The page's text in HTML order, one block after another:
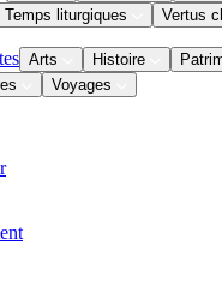
Temps liturgiques Vertus
Arts Histoire
Voyages